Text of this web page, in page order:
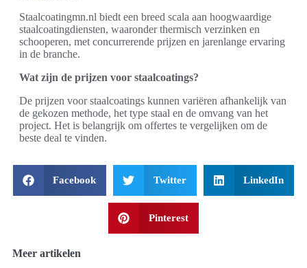
Staalcoatingmn.nl biedt een breed scala aan hoogwaardige
staalcoatingdiensten, waaronder thermisch verzinken en
schooperen, met concurrerende prijzen en jarenlange ervaring
in de branche.
Wat zijn de prijzen voor staalcoatings?
De prijzen voor staalcoatings kunnen variëren afhankelijk van
de gekozen methode, het type staal en de omvang van het
project. Het is belangrijk om offertes te vergelijken om de
beste deal te vinden.
Facebook Twitter LinkedIn
Pinterest
Meer artikelen